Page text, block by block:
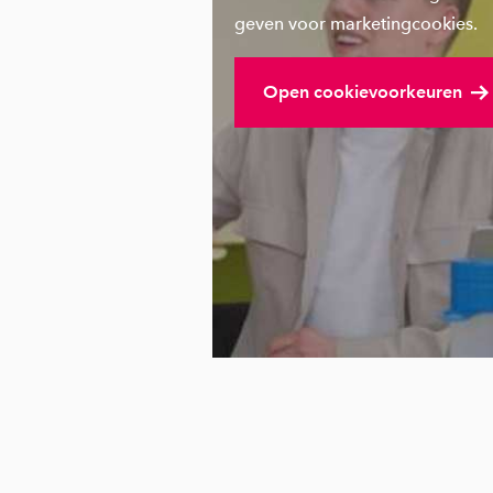
geven voor marketingcookies.
Open cookievoorkeuren